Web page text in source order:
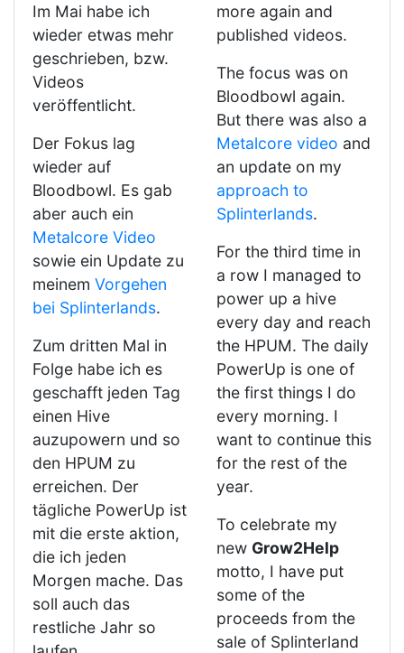
Im Mai habe ich
wieder etwas mehr
geschrieben, bzw.
Videos
veröffentlicht.
Der Fokus lag
wieder auf
Bloodbowl. Es gab
aber auch ein
Metalcore Video
sowie ein Update zu
meinem Vorgehen
bei Splinterlands.
Zum dritten Mal in
Folge habe ich es
geschafft jeden Tag
einen Hive
auzupowern und so
den HPUM zu
erreichen. Der
tägliche PowerUp ist
mit die erste aktion,
die ich jeden
Morgen mache. Das
soll auch das
restliche Jahr so
more again and
published videos.
The focus was on
Bloodbowl again.
But there was also a
Metalcore video and
an update on my
approach to
Splinterlands.
For the third time in
a row I managed to
power up a hive
every day and reach
the HPUM. The daily
PowerUp is one of
the first things I do
every morning. I
want to continue this
for the rest of the
year.
To celebrate my
new Grow2Help
motto, I have put
some of the
proceeds from the
sale of Splinterland